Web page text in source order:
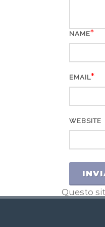
NAME*
EMAIL*
WEBSITE
Questo